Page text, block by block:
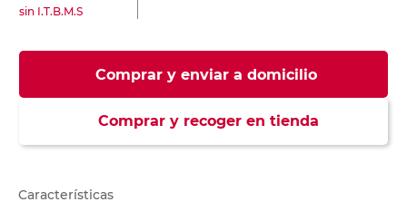
sin I.T.B.M.S
Comprar y enviar a domicilio
Comprar y recoger en tienda
Características